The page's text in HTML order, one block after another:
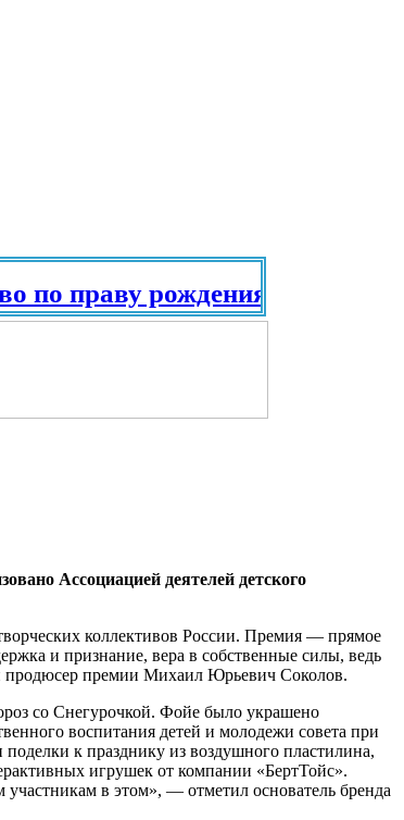
праву рождения. Паспорт в
Ассоциацией деятелей детского
коллективов России. Премия — прямое
и признание, вера в собственные силы, ведь
продюсер премии Михаил Юрьевич Соколов.
со Снегурочкой. Фойе было украшено
воспитания детей и молодежи совета при
к празднику из воздушного пластилина,
игрушек от компании «БертТойс».
в этом», — отметил основатель бренда